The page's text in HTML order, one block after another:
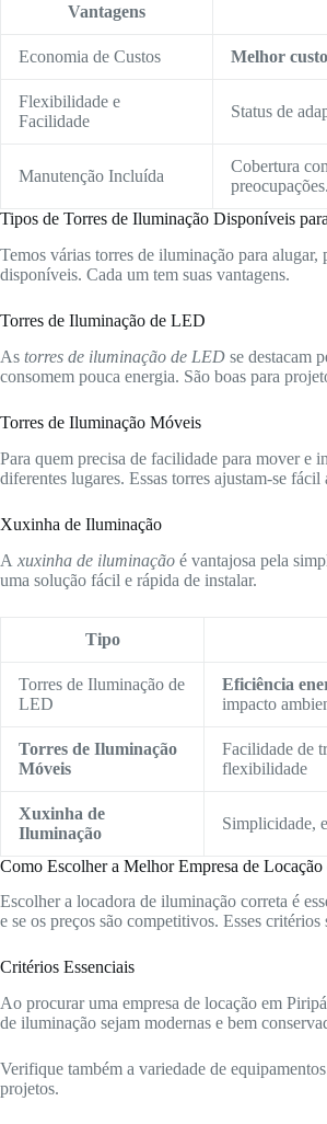
Vantagens
Economia de Custos Melhor
Flexibilidade e
Facilidade
Status de
Manutenção Incluída
Cobertura
preocupações.
Tipos de Torres de Iluminação Disponíveis
Temos várias torres de iluminação para
disponíveis. Cada um tem suas vantagens.
Torres de Iluminação de LED
As torres de iluminação de LED se destacam
consomem pouca energia. São boas para
Torres de Iluminação Móveis
Para quem precisa de facilidade para mover e
diferentes lugares. Essas torres ajustam-se fácil
Xuxinha de Iluminação
A xuxinha de iluminação é vantajosa pela
uma solução fácil e rápida de instalar.
Tipo
Torres de Iluminação de
LED
Eficiência
impacto
Torres de Iluminação
Móveis
Facilidade de
flexibilidade
Xuxinha de
Iluminação
Simplicidade,
Como Escolher a Melhor Empresa de
Escolher a locadora de iluminação correta é
e se os preços são competitivos. Esses critérios
Critérios Essenciais
Ao procurar uma empresa de locação em
de iluminação sejam modernas e bem
Verifique também a variedade de
projetos.